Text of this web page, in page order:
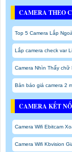
CAMERA THEO
Top 5 Camera Lắp
Lắp camera check var
Camera Nhìn Thấy chữ
Bản báo giá camera 2
CAMERA KẾT
Camera Wifi Ebitcam
Camera Wifi Kbvision